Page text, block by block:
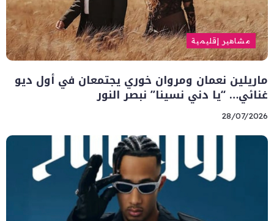
مشاهير إقليمية
ماريلين نعمان ومروان خوري يجتمعان في أول ديو
غنائي… “يا دني نسينا” نبصر النور
28/07/2026